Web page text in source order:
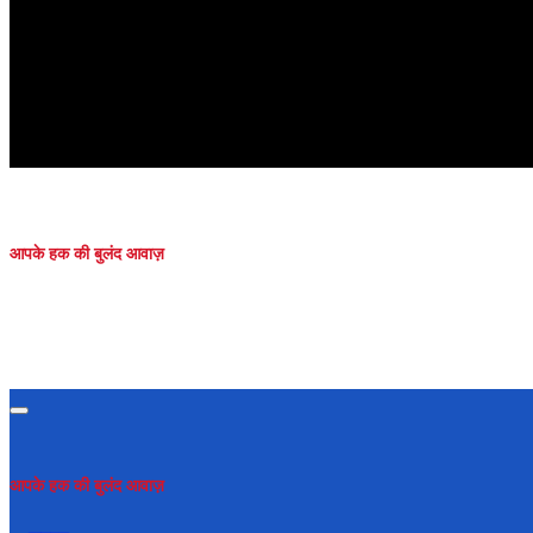
आपके हक की बुलंद आवाज़
आपके हक की बुलंद आवाज़